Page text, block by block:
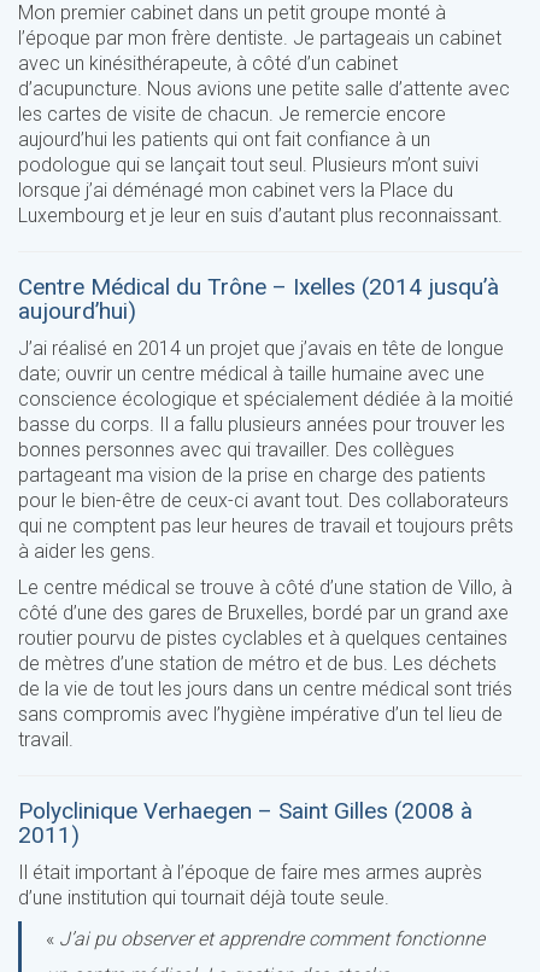
Mon premier cabinet dans un petit groupe monté à
l’époque par mon frère dentiste. Je partageais un cabinet
avec un kinésithérapeute, à côté d’un cabinet
d’acupuncture. Nous avions une petite salle d’attente avec
les cartes de visite de chacun. Je remercie encore
aujourd’hui les patients qui ont fait confiance à un
podologue qui se lançait tout seul. Plusieurs m’ont suivi
lorsque j’ai déménagé mon cabinet vers la Place du
Luxembourg et je leur en suis d’autant plus reconnaissant.
Centre Médical du Trône – Ixelles (2014 jusqu’à
aujourd’hui)
J’ai réalisé en 2014 un projet que j’avais en tête de longue
date; ouvrir un centre médical à taille humaine avec une
conscience écologique et spécialement dédiée à la moitié
basse du corps. Il a fallu plusieurs années pour trouver les
bonnes personnes avec qui travailler. Des collègues
partageant ma vision de la prise en charge des patients
pour le bien-être de ceux-ci avant tout. Des collaborateurs
qui ne comptent pas leur heures de travail et toujours prêts
à aider les gens.
Le centre médical se trouve à côté d’une station de Villo, à
côté d’une des gares de Bruxelles, bordé par un grand axe
routier pourvu de pistes cyclables et à quelques centaines
de mètres d’une station de métro et de bus. Les déchets
de la vie de tout les jours dans un centre médical sont triés
sans compromis avec l’hygiène impérative d’un tel lieu de
travail.
Polyclinique Verhaegen – Saint Gilles (2008 à
2011)
Il était important à l’époque de faire mes armes auprès
d’une institution qui tournait déjà toute seule.
« J’ai pu observer et apprendre comment fonctionne